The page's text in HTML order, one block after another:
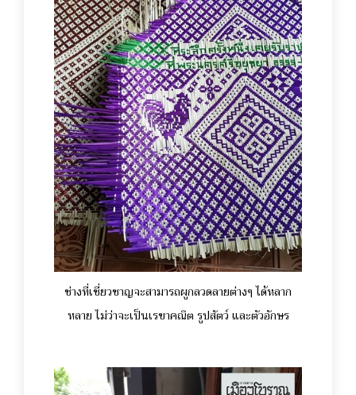
ช่างที่เชี่ยวชาญจะสามารถผูกลวดลายต่างๆ ได้หลาก
หลาย ไม่ว่าจะเป็นเรขาคณิต รูปสัตว์ และตัวอักษร